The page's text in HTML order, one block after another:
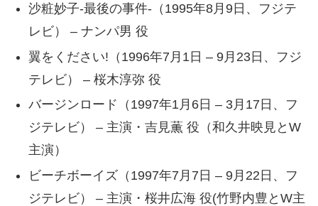
沙粧妙子-最後の事件-（1995年8月9日、フジテ
レビ） – ナンパ男 役
翼をください!（1996年7月1日 – 9月23日、フジ
テレビ） – 桜木淳弥 役
バージンロード（1997年1月6日 – 3月17日、フ
ジテレビ） – 主演・吉見薫 役（和久井映見とW
主演）
ビーチボーイズ（1997年7月7日 – 9月22日、フ
ジテレビ） – 主演・桜井広海 役(竹野内豊とW主